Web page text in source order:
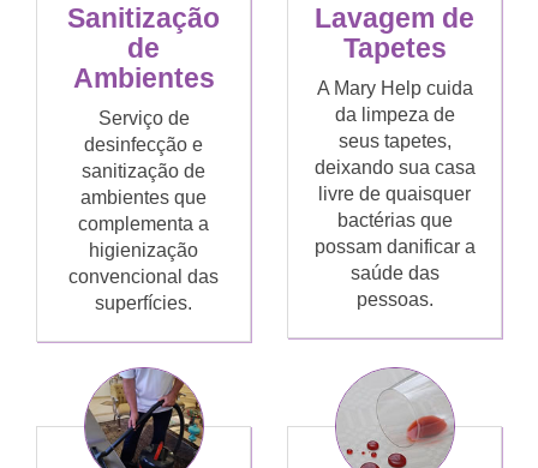
Sanitização
de
Ambientes
Serviço de
desinfecção e
sanitização de
ambientes que
complementa a
higienização
convencional das
superfícies.
Lavagem de
Tapetes
A Mary Help cuida
da limpeza de
seus tapetes,
deixando sua casa
livre de quaisquer
bactérias que
possam danificar a
saúde das
pessoas.